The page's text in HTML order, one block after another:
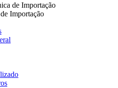
de Importação
Importação